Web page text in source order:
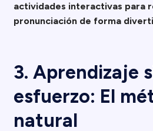
actividades interactivas para
pronunciación de forma
3. Aprendizaje
esfuerzo: El
natural